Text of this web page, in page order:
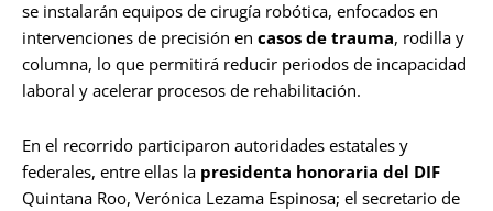
se instalarán equipos de cirugía robótica, enfocados en
intervenciones de precisión en casos de trauma, rodilla y
columna, lo que permitirá reducir periodos de incapacidad
laboral y acelerar procesos de rehabilitación.
En el recorrido participaron autoridades estatales y
federales, entre ellas la presidenta honoraria del DIF
Quintana Roo, Verónica Lezama Espinosa; el secretario de